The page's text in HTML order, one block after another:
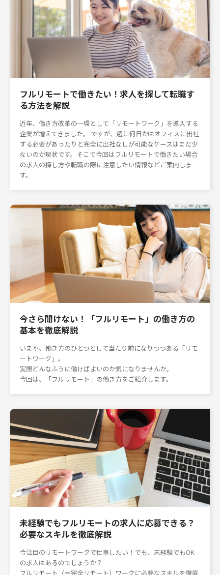
フルリモートで働きたい！求人を探して転職す
る方法を解説
近年、働き方改革の一環として「リモートワーク」を導入する
企業が増えてきました。 ですが、週に何日かはオフィスに出社
する必要があったりと完全に出社なしが可能なケースはまだ少
ないのが現状です。そこで今回はフルリモートで働きたい場合
の求人の探し方や転職の際に注意したい情報などご案内しま
す。
今さら聞けない！「フルリモート」の働き方の
基本を徹底解説
いまや、働き方のひとつとして当たり前になりつつある「リモ
ートワーク」。
実際どんなふうに働けばよいのか気になりませんか。
今回は、「フルリモート」の働き方をご紹介します。
未経験でもフルリモートの求人に応募できる？
必要なスキルを徹底解説
今注目のリモートワークで仕事したい！でも、未経験でもOK
の求人はあるのでしょうか？
フルリモート（＝完全リモート）ワークに必要なスキルを徹底